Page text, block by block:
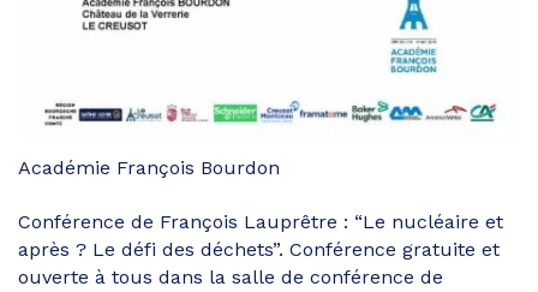
Académie François Bourdon
Conférence de François Lauprêtre : “Le nucléaire et
après ? Le défi des déchets”. Conférence gratuite et
ouverte à tous dans la salle de conférence de